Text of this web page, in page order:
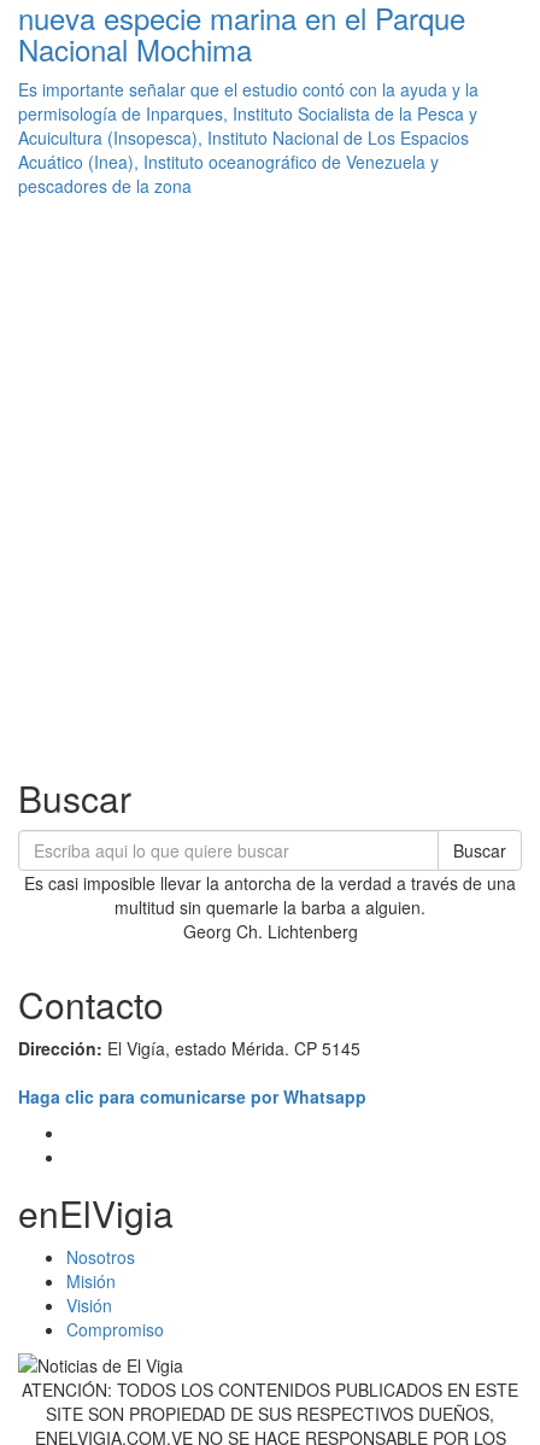
nueva especie marina en el Parque
Nacional Mochima
Es importante señalar que el estudio contó con la ayuda y la
permisología de Inparques, Instituto Socialista de la Pesca y
Acuicultura (Insopesca), Instituto Nacional de Los Espacios
Acuático (Inea), Instituto oceanográfico de Venezuela y
pescadores de la zona
Buscar
Buscar
Es casi imposible llevar la antorcha de la verdad a través de una
multitud sin quemarle la barba a alguien.
Georg Ch. Lichtenberg
Contacto
Dirección: El Vigía, estado Mérida. CP 5145
Haga clic para comunicarse por Whatsapp
enElVigia
Nosotros
Misión
Visión
Compromiso
ATENCIÓN: TODOS LOS CONTENIDOS PUBLICADOS EN ESTE
SITE SON PROPIEDAD DE SUS RESPECTIVOS DUEÑOS,
ENELVIGIA.COM.VE NO SE HACE RESPONSABLE POR LOS